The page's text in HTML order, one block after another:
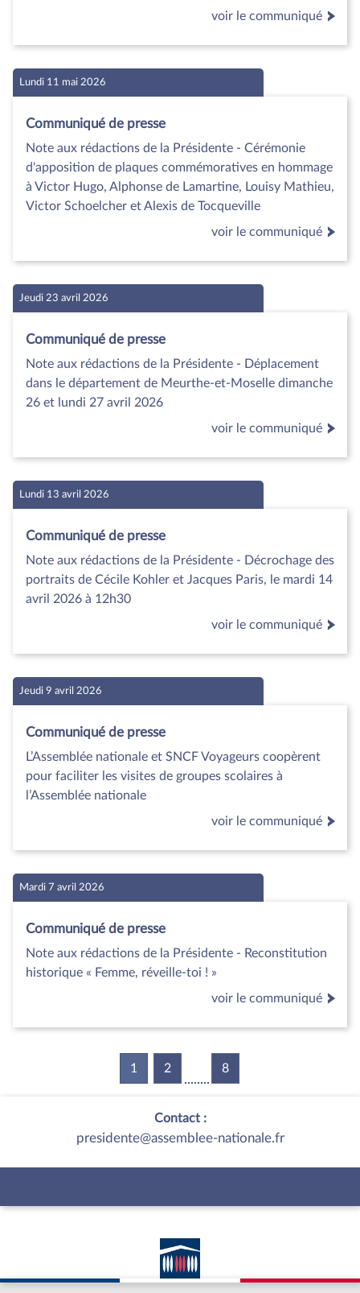
voir le communiqué
Lundi 11 mai 2026
Communiqué de presse
Note aux rédactions de la Présidente - Cérémonie
d'apposition de plaques commémoratives en hommage
à Victor Hugo, Alphonse de Lamartine, Louisy Mathieu,
Victor Schoelcher et Alexis de Tocqueville
voir le communiqué
Jeudi 23 avril 2026
Communiqué de presse
Note aux rédactions de la Présidente - Déplacement
dans le département de Meurthe-et-Moselle dimanche
26 et lundi 27 avril 2026
voir le communiqué
Lundi 13 avril 2026
Communiqué de presse
Note aux rédactions de la Présidente - Décrochage des
portraits de Cécile Kohler et Jacques Paris, le mardi 14
avril 2026 à 12h30
voir le communiqué
Jeudi 9 avril 2026
Communiqué de presse
L’Assemblée nationale et SNCF Voyageurs coopèrent
pour faciliter les visites de groupes scolaires à
l’Assemblée nationale
voir le communiqué
Mardi 7 avril 2026
Communiqué de presse
Note aux rédactions de la Présidente - Reconstitution
historique « Femme, réveille-toi ! »
voir le communiqué
1 (current)
2 8
Contact :
presidente@assemblee-nationale.fr